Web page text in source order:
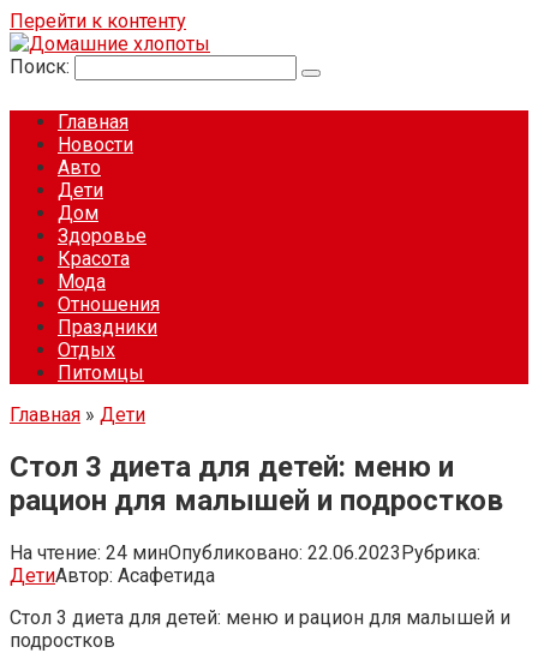
Перейти к контенту
Поиск:
Главная
Новости
Авто
Дети
Дом
Здоровье
Красота
Мода
Отношения
Праздники
Отдых
Питомцы
Главная » Дети
Стол 3 диета для детей: меню и
рацион для малышей и подростков
На чтение: 24 минОпубликовано: 22.06.2023Рубрика:
ДетиАвтор: Асафетида
Стол 3 диета для детей: меню и рацион для малышей и
подростков